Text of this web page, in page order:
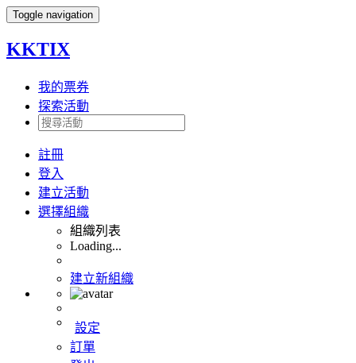
Toggle navigation
KKTIX
我的票券
探索活動
註冊
登入
建立活動
選擇組織
組織列表
Loading...
建立新組織
設定
訂單